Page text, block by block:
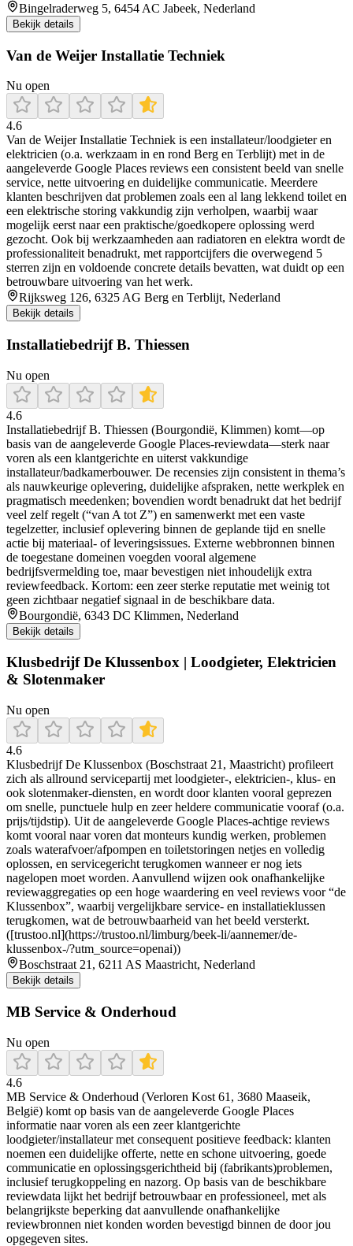
Bingelraderweg 5, 6454 AC Jabeek, Nederland
Bekijk details
Van de Weijer Installatie Techniek
Nu open
4.6
Van de Weijer Installatie Techniek is een installateur/loodgieter en
elektricien (o.a. werkzaam in en rond Berg en Terblijt) met in de
aangeleverde Google Places reviews een consistent beeld van snelle
service, nette uitvoering en duidelijke communicatie. Meerdere
klanten beschrijven dat problemen zoals een al lang lekkend toilet en
een elektrische storing vakkundig zijn verholpen, waarbij waar
mogelijk eerst naar een praktische/goedkopere oplossing werd
gezocht. Ook bij werkzaamheden aan radiatoren en elektra wordt de
professionaliteit benadrukt, met rapportcijfers die overwegend 5
sterren zijn en voldoende concrete details bevatten, wat duidt op een
betrouwbare uitvoering van het werk.
Rijksweg 126, 6325 AG Berg en Terblijt, Nederland
Bekijk details
Installatiebedrijf B. Thiessen
Nu open
4.6
Installatiebedrijf B. Thiessen (Bourgondië, Klimmen) komt—op
basis van de aangeleverde Google Places-reviewdata—sterk naar
voren als een klantgerichte en uiterst vakkundige
installateur/badkamerbouwer. De recensies zijn consistent in thema’s
als nauwkeurige oplevering, duidelijke afspraken, nette werkplek en
pragmatisch meedenken; bovendien wordt benadrukt dat het bedrijf
veel zelf regelt (“van A tot Z”) en samenwerkt met een vaste
tegelzetter, inclusief oplevering binnen de geplande tijd en snelle
actie bij materiaal- of leveringsissues. Externe webbronnen binnen
de toegestane domeinen voegden vooral algemene
bedrijfsvermelding toe, maar bevestigen niet inhoudelijk extra
reviewfeedback. Kortom: een zeer sterke reputatie met weinig tot
geen zichtbaar negatief signaal in de beschikbare data.
Bourgondië, 6343 DC Klimmen, Nederland
Bekijk details
Klusbedrijf De Klussenbox | Loodgieter, Elektricien
& Slotenmaker
Nu open
4.6
Klusbedrijf De Klussenbox (Boschstraat 21, Maastricht) profileert
zich als allround servicepartij met loodgieter-, elektricien-, klus- en
ook slotenmaker-diensten, en wordt door klanten vooral geprezen
om snelle, punctuele hulp en zeer heldere communicatie vooraf (o.a.
prijs/tijdstip). Uit de aangeleverde Google Places-achtige reviews
komt vooral naar voren dat monteurs kundig werken, problemen
zoals waterafvoer/afpompen en toiletstoringen netjes en volledig
oplossen, en servicegericht terugkomen wanneer er nog iets
nagelopen moet worden. Aanvullend wijzen ook onafhankelijke
reviewaggregaties op een hoge waardering en veel reviews voor “de
Klussenbox”, waarbij vergelijkbare service- en installatieklussen
terugkomen, wat de betrouwbaarheid van het beeld versterkt.
([trustoo.nl](https://trustoo.nl/limburg/beek-li/aannemer/de-
klussenbox-/?utm_source=openai))
Boschstraat 21, 6211 AS Maastricht, Nederland
Bekijk details
MB Service & Onderhoud
Nu open
4.6
MB Service & Onderhoud (Verloren Kost 61, 3680 Maaseik,
België) komt op basis van de aangeleverde Google Places
informatie naar voren als een zeer klantgerichte
loodgieter/installateur met consequent positieve feedback: klanten
noemen een duidelijke offerte, nette en schone uitvoering, goede
communicatie en oplossingsgerichtheid bij (fabrikants)problemen,
inclusief terugkoppeling en nazorg. Op basis van de beschikbare
reviewdata lijkt het bedrijf betrouwbaar en professioneel, met als
belangrijkste beperking dat aanvullende onafhankelijke
reviewbronnen niet konden worden bevestigd binnen de door jou
opgegeven sites.